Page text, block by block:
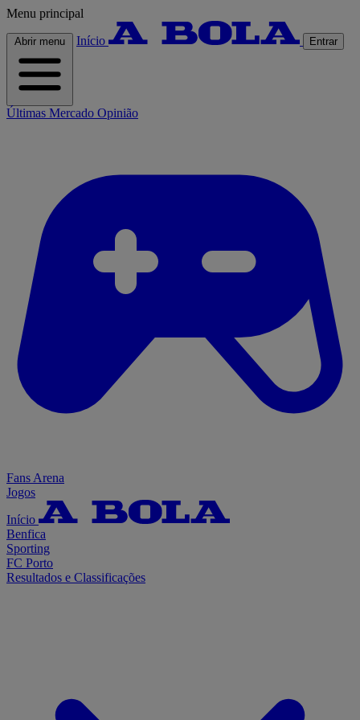
Menu principal
Abrir menu Início Entrar
Últimas Mercado Opinião
Fans Arena
Jogos
Início
Benfica
Sporting
FC Porto
Resultados e Classificações